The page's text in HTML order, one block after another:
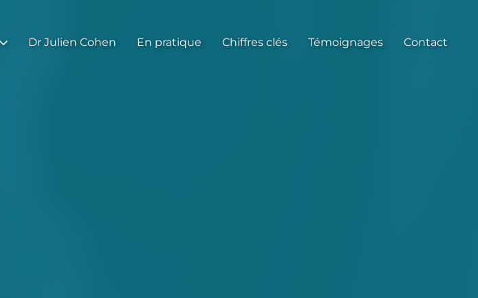
Dr Julien Cohen En pratique Chiffres clés Témoignages Contact